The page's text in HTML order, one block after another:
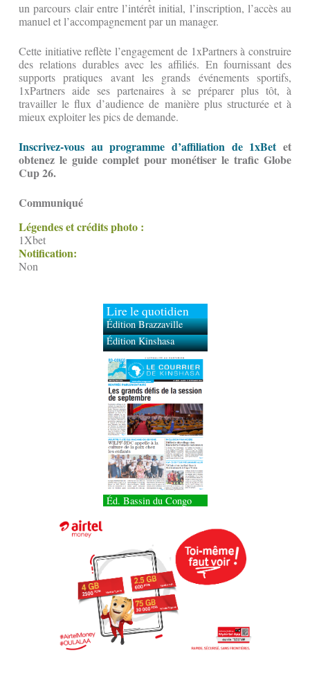
un parcours clair entre l’intérêt initial, l’inscription, l’accès au
manuel et l’accompagnement par un manager.
Cette initiative reflète l’engagement de 1xPartners à construire
des relations durables avec les affiliés. En fournissant des
supports pratiques avant les grands événements sportifs,
1xPartners aide ses partenaires à se préparer plus tôt, à
travailler le flux d’audience de manière plus structurée et à
mieux exploiter les pics de demande.
Inscrivez-vous au programme d’affiliation de 1xBetet
obtenez le guide complet pour monétiser le trafic Globe
Cup 26.
Communiqué
Légendes et crédits photo :
1Xbet
Notification:
Non
Lire le quotidien
Édition Brazzaville
Édition Kinshasa
Éd. Bassin du Congo